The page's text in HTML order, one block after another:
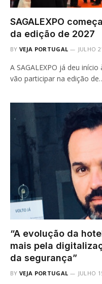
SAGALEXPO
da edição de 2027
BY VEJA PORTUGAL JULHO
A SAGALEXPO já deu
vão participar na edição
“A evolução da
mais pela
da segurança”
BY VEJA PORTUGAL JULHO